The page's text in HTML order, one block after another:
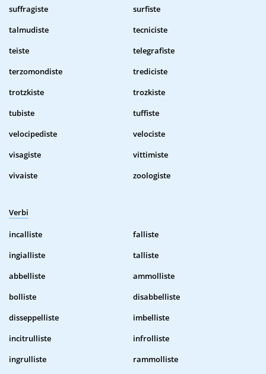
suffragiste
surfiste
talmudiste
tecniciste
teiste
telegrafiste
terzomondiste
trediciste
trotzkiste
trozkiste
tubiste
tuffiste
velocipediste
velociste
visagiste
vittimiste
vivaiste
zoologiste
Verbi
incalliste
falliste
ingialliste
talliste
abbelliste
ammolliste
bolliste
disabbelliste
disseppelliste
imbelliste
incitrulliste
infrolliste
ingrulliste
rammolliste